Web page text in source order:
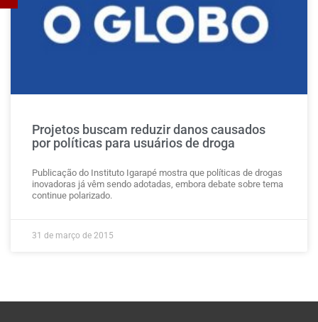
Projetos buscam reduzir danos causados
por políticas para usuários de droga
Publicação do Instituto Igarapé mostra que políticas de drogas
inovadoras já vêm sendo adotadas, embora debate sobre tema
continue polarizado.
31 de março de 2015